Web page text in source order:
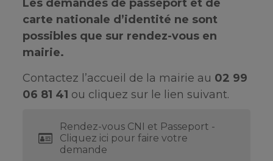
Les demandes de passeport et de
carte nationale d’identité ne sont
possibles que sur rendez-vous en
mairie.
Contactez l’accueil de la mairie au 02 99
06 81 41 ou cliquez sur le lien suivant.
Rendez-vous CNI et Passeport -
Cliquez ici pour faire votre
demande